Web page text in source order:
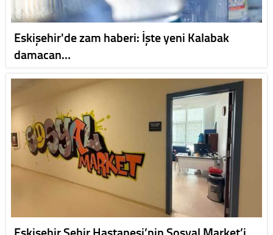
Eskişehir'de zam haberi: İşte yeni Kalabak
damacan…